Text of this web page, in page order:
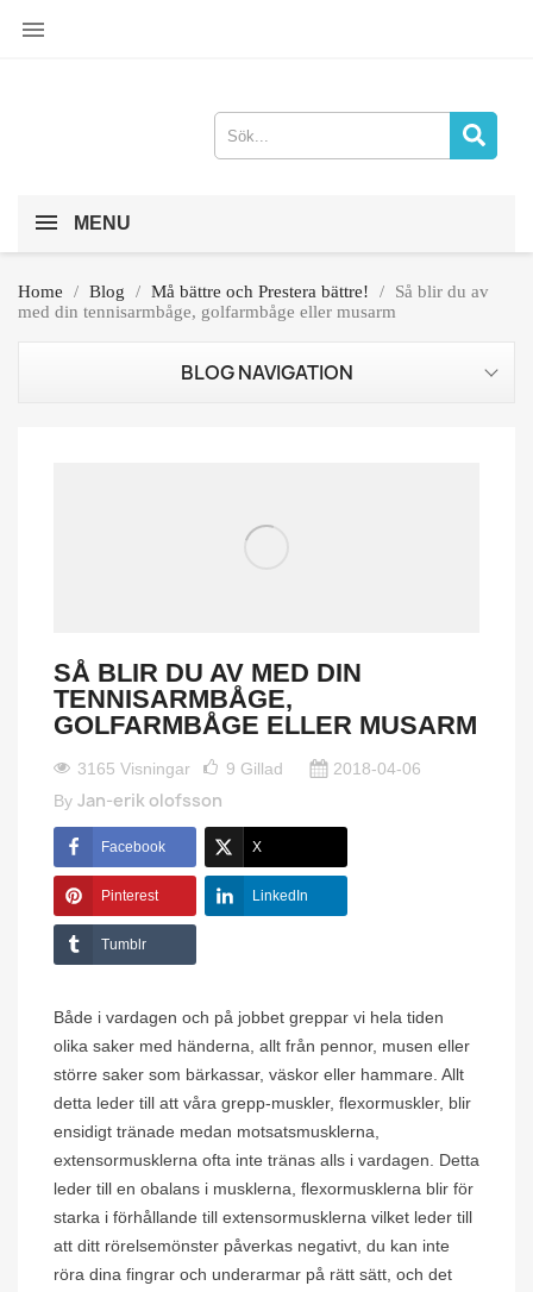

MENU
Home Blog Må bättre och Prestera bättre!
Så blir du av
med din tennisarmbåge, golfarmbåge eller musarm
BLOG NAVIGATION
SÅ BLIR DU AV MED DIN
TENNISARMBÅGE,
GOLFARMBÅGE ELLER MUSARM
3165 Visningar 9 Gillad
2018-04-06
By Jan-erik olofsson
Facebook X
Pinterest LinkedIn
Tumblr
Både i vardagen och på jobbet greppar vi hela tiden
olika saker med händerna, allt från pennor, musen eller
större saker som bärkassar, väskor eller hammare. Allt
detta leder till att våra grepp-muskler, flexormuskler, blir
ensidigt tränade medan motsatsmusklerna,
extensormusklerna ofta inte tränas alls i vardagen. Detta
leder till en obalans i musklerna, flexormusklerna blir för
starka i förhållande till extensormusklerna vilket leder till
att ditt rörelsemönster påverkas negativt, du kan inte
röra dina fingrar och underarmar på rätt sätt, och det